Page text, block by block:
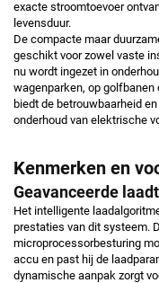
exacte stroomtoevoer
levensduur.
De compacte maar
geschikt voor zowel vaste
nu wordt ingezet in
wagenparken, op
biedt de betrouwbaarheid
onderhoud van elektrische
Kenmerken en
Geavanceerde
Het intelligente
prestaties van dit systeem.
microprocessorbesturing
accu en past hij de
dynamische aanpak zorgt